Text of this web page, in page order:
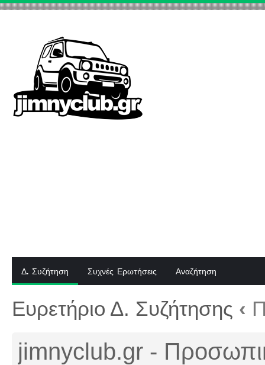
Δ. Συζήτηση Συχνές Ερωτήσεις Αναζήτηση
Ευρετήριο Δ. Συζήτησης ‹
jimnyclub.gr -